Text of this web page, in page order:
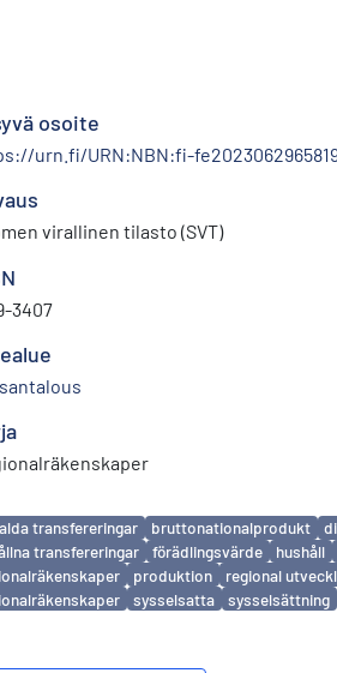
osoite
urn.fi/URN:NBN:fi-
virallinen tilasto (SVT)
3407
transfereringar bruttonationalprodukt
transfereringar
förädlingsvärde hushåll
produktion regional
sysselsatta sysselsättning